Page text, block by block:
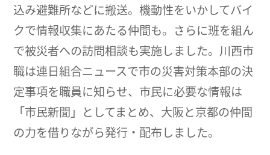
込み避難所などに搬送。機動性をいかしてバイ
クで情報収集にあたる仲間も。さらに班を組ん
で被災者への訪問相談も実施しました。川西市
職は連日組合ニュースで市の災害対策本部の決
定事項を職員に知らせ、市民に必要な情報は
「市民新聞」としてまとめ、大阪と京都の仲間
の力を借りながら発行・配布しました。